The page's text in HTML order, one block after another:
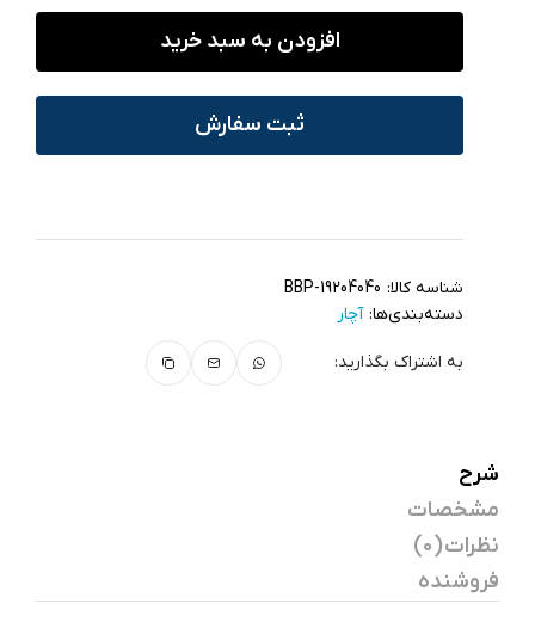
افزودن به سبد خرید
ثبت سفارش
شناسه کالا: BBP-19204040
دسته‌بندی‌ها: آچار
به اشتراک بگذارید:
شرح
مشخصات
نظرات (0)
فروشنده